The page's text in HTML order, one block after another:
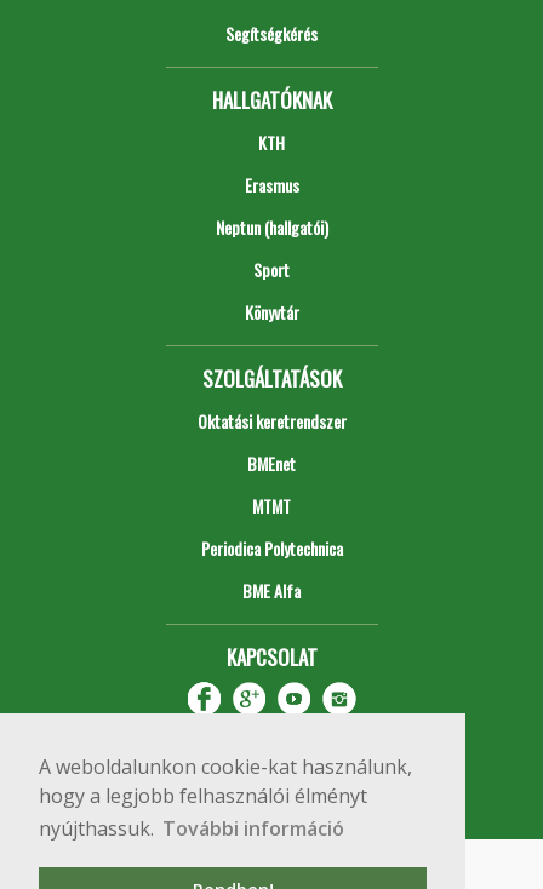
A weboldalunkon cookie-kat használunk,
hogy a legjobb felhasználói élményt
nyújthassuk. További információ
Segítségkérés
HALLGATÓKNAK
KTH
Erasmus
Neptun (hallgatói)
Sport
Könyvtár
SZOLGÁLTATÁSOK
Oktatási keretrendszer
BMEnet
MTMT
Periodica Polytechnica
BME Alfa
KAPCSOLAT
Copyright © 2020 BME Építőmérnöki Kar